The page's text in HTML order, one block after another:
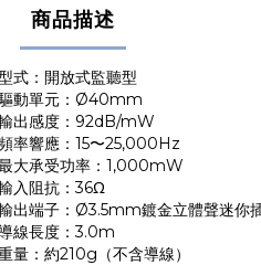
商品描述
式：開放式監聽型
動單元：Ø40mm
出感度：92dB/mW
率響應：15〜25,000Hz
大承受功率：1,000mW
入阻抗：36Ω
出端子：Ø3.5mm鍍金立體聲迷你
線長度：3.0m
量：約210g（不含導線）